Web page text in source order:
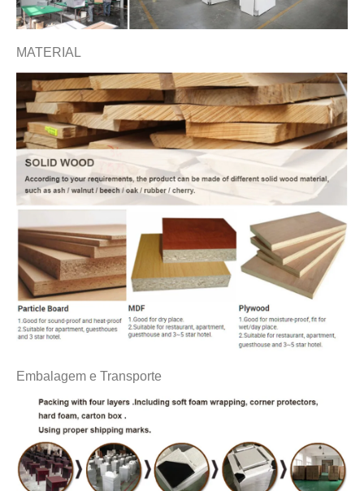
MATERIAL
Embalagem e Transporte